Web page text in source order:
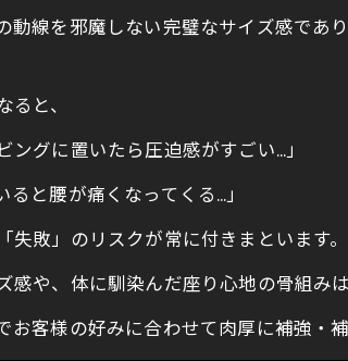
線を邪魔しない完璧なサイズ感で
と、
グに置いたら圧迫感がすごい…」
と腰が痛くなってくる…」
敗」のリスクが常に付きまといます。
や、体に馴染んだ座り心地の骨組み
客様の好みに合わせて肉厚に補強・